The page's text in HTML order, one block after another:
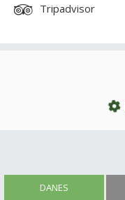
DANES
Tripadvisor